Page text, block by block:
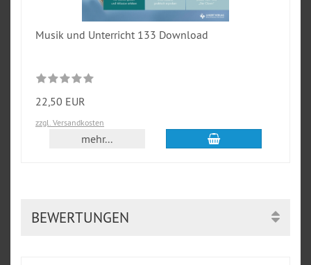
Musik und Unterricht 133 Download
22,50 EUR
zzgl. Versandkosten
mehr... In den Warenkorb
BEWERTUNGEN